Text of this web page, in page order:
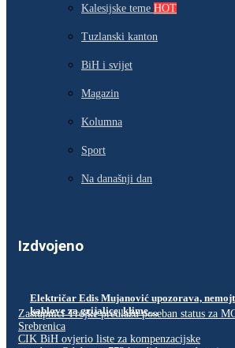
Kalesijske teme HOT
Tuzlanski kanton
BiH i svijet
Magazin
Kolumna
Sport
Na današnji dan
Izdvojeno
Električar Edis Mujanović upozorava,
kablove za grijalice, klime…
Zastupnici Trojke predlažu poseban status za
Srebrenica
CIK BiH ovjerio liste za kompenzacijske